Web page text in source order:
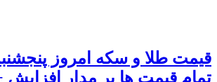
تمام قیمت ها بر مدار